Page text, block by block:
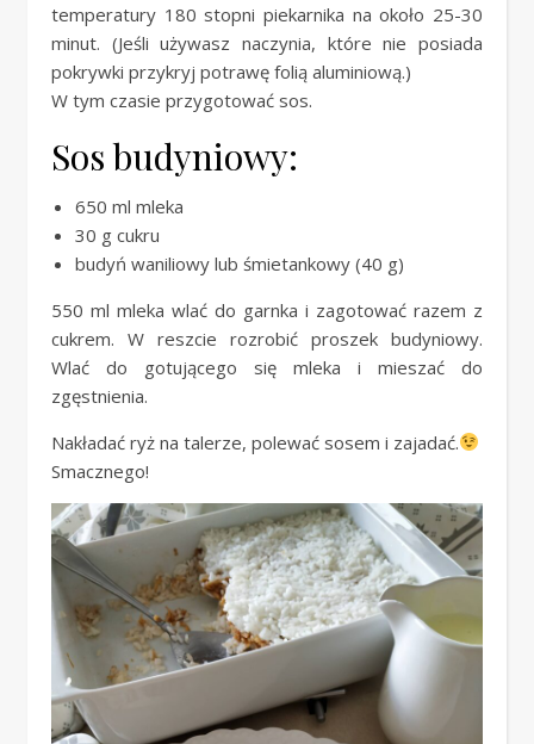
temperatury 180 stopni piekarnika na około 25-30
minut. (Jeśli używasz naczynia, które nie posiada
pokrywki przykryj potrawę folią aluminiową.)
W tym czasie przygotować sos.
Sos budyniowy:
650 ml mleka
30 g cukru
budyń waniliowy lub śmietankowy (40 g)
550 ml mleka wlać do garnka i zagotować razem z
cukrem. W reszcie rozrobić proszek budyniowy.
Wlać do gotującego się mleka i mieszać do
zgęstnienia.
Nakładać ryż na talerze, polewać sosem i zajadać.
Smacznego!